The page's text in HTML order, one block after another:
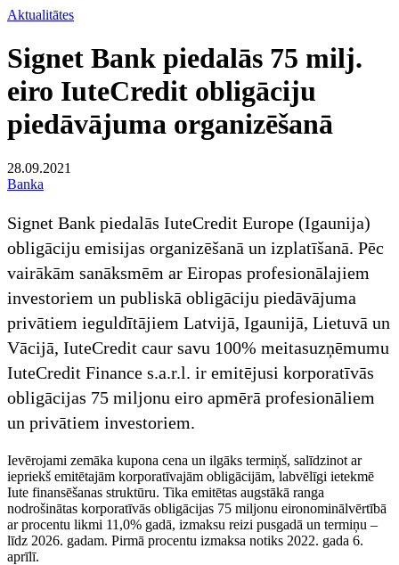
Aktualitātes
Signet Bank piedalās 75 milj.
eiro IuteCredit obligāciju
piedāvājuma organizēšanā
28.09.2021
Banka
Signet Bank piedalās IuteCredit Europe (Igaunija)
obligāciju emisijas organizēšanā un izplatīšanā. Pēc
vairākām sanāksmēm ar Eiropas profesionālajiem
investoriem un publiskā obligāciju piedāvājuma
privātiem ieguldītājiem Latvijā, Igaunijā, Lietuvā un
Vācijā, IuteCredit caur savu 100% meitasuzņēmumu
IuteCredit Finance s.a.r.l. ir emitējusi korporatīvās
obligācijas 75 miljonu eiro apmērā profesionāliem
un privātiem investoriem.
Ievērojami zemāka kupona cena un ilgāks termiņš, salīdzinot ar
iepriekš emitētajām korporatīvajām obligācijām, labvēlīgi ietekmē
Iute finansēšanas struktūru. Tika emitētas augstākā ranga
nodrošinātas korporatīvās obligācijas 75 miljonu eironominālvērtībā
ar procentu likmi 11,0% gadā, izmaksu reizi pusgadā un termiņu –
līdz 2026. gadam. Pirmā procentu izmaksa notiks 2022. gada 6.
aprīlī.